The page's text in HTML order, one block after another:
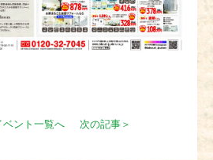
ベント一覧へ 次の記事＞